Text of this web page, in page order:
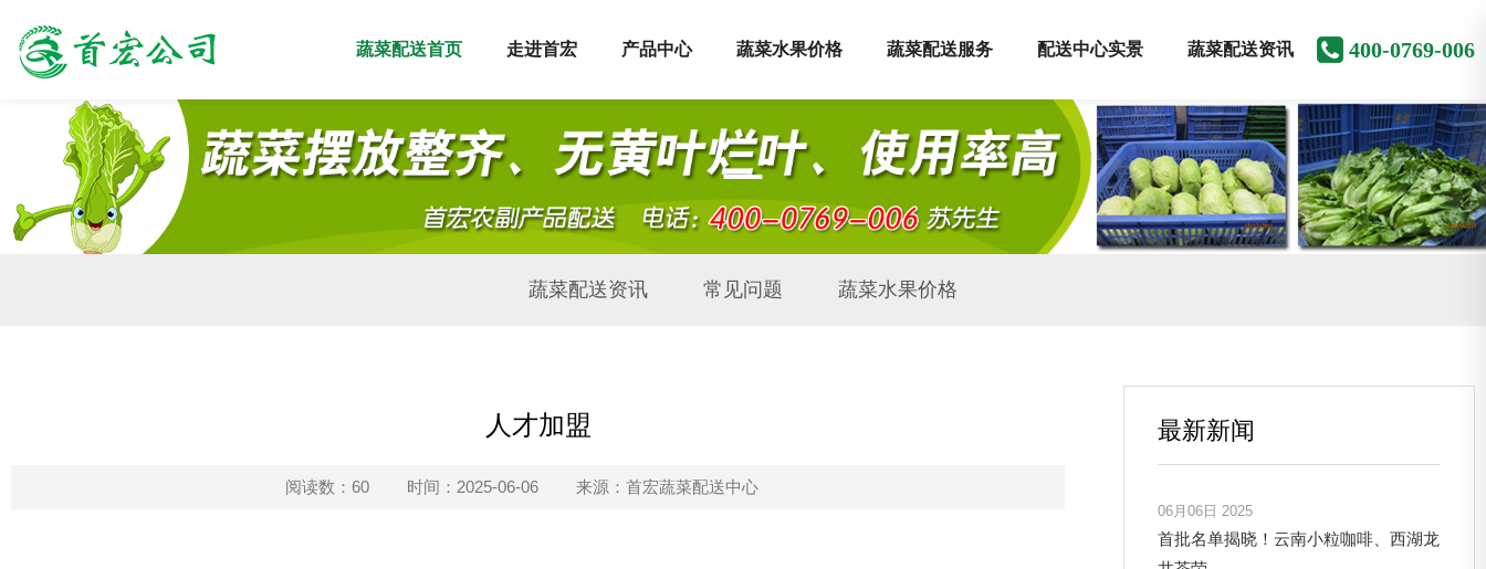
400-0769-006
蔬菜配送首页 走进首宏 产品中心 蔬菜水果价格 蔬菜配送服务 配送中心实景 蔬菜配送资讯
蔬菜配送资讯 常见问题 蔬菜水果价格
人才加盟
阅读数：60 时间：2025-06-06 来源：首宏蔬菜配送中心
最新新闻
06月06日 2025
首批名单揭晓！云南小粒咖啡、西湖龙